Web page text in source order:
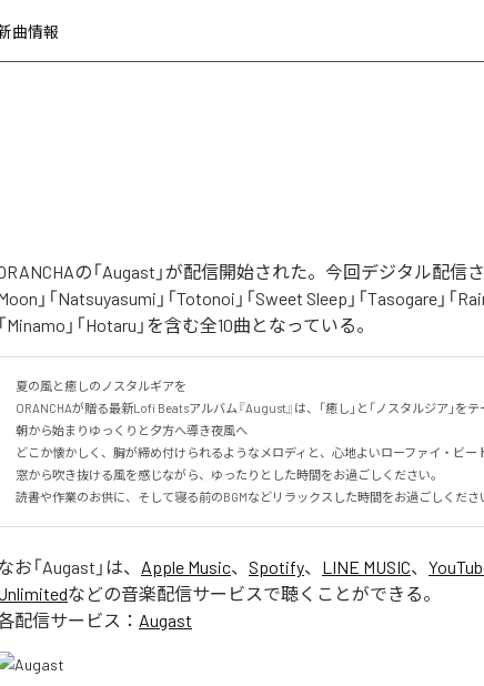
曲情報
の「Augast」が配信開始された。今回デジタル配信さ
」「Natsuyasumi」「Totonoi」「Sweet Sleep」「Tasogare」「
「Minamo」「Hotaru」を含む全10曲となっている。
夏の風と癒しのノスタルギアを
ORANCHAが贈る最新Lofi Beatsアルバム『August』は、「癒し」と「ノスタルジア」を
朝から始まりゆっくりと夕方へ導き夜風へ
どこか懐かしく、胸が締め付けられるようなメロディと、心地よいローファイ・ビー
窓から吹き抜ける風を感じながら、ゆったりとした時間をお過ごしください。
読書や作業のお供に、そして寝る前のBGMなどリラックスした時間をお過ごしくださ
お「Augast 」は、 Apple Music、 Spotify、 LINE MUSIC、
などの音楽配信サービスで聴くことができる。
配信サービス： Augast